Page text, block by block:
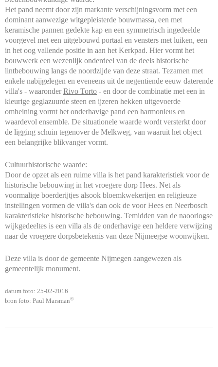
Het pand neemt door zijn markante verschijningsvorm met een
dominant aanwezige witgepleisterde bouwmassa, een met
keramische pannen gedekte kap en een symmetrisch ingedeelde
voorgevel met een uitgebouwd portaal en vensters met luiken, een
in het oog vallende positie in aan het Kerkpad. Hier vormt het
bouwwerk een wezenlijk onderdeel van de deels historische
lintbebouwing langs de noordzijde van deze straat. Tezamen met
enkele nabijgelegen en eveneens uit de negentiende eeuw daterende
villa's - waaronder Rivo Torto - en door de combinatie met een in
kleurige geglazuurde steen en ijzeren hekken uitgevoerde
omheining vormt het onderhavige pand een harmonieus en
waardevol ensemble. De situationele waarde wordt versterkt door
de ligging schuin tegenover de Melkweg, van waaruit het object
een belangrijke blikvanger vormt.
Cultuurhistorische waarde:
Door de opzet als een ruime villa is het pand karakteristiek voor de
historische bebouwing in het vroegere dorp Hees. Net als
voormalige boerderijtjes alsook bloemkwekerijen en religieuze
instellingen vormen de villa's dan ook de voor Hees en Neerbosch
karakteristieke historische bebouwing. Temidden van de naoorlogse
wijkgedeeltes is een villa als de onderhavige een heldere verwijzing
naar de vroegere dorpsbetekenis van deze Nijmeegse woonwijken.
Deze villa is door de gemeente Nijmegen aangewezen als
gemeentelijk monument.
datum foto: 25-02-2016
bron foto: Paul Marsman©